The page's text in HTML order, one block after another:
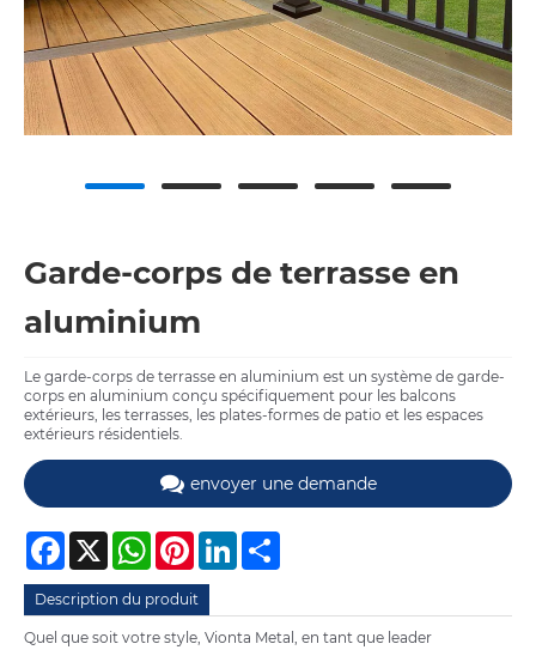
Garde-corps de terrasse en
aluminium
Le garde-corps de terrasse en aluminium est un système de garde-
corps en aluminium conçu spécifiquement pour les balcons
extérieurs, les terrasses, les plates-formes de patio et les espaces
extérieurs résidentiels.
envoyer une demande
Facebook
X WhatsAppPinterestLinkedIn
Description du produit
Quel que soit votre style, Vionta Metal, en tant que leader